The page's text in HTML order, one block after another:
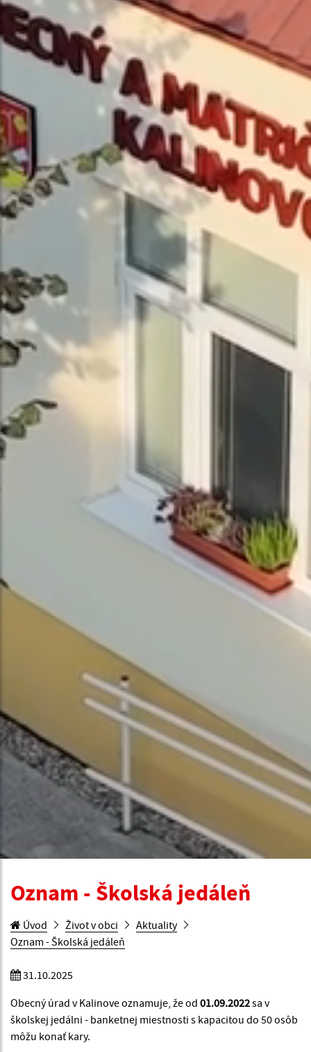
Oznam - Školská jedáleň
Úvod Život v obci
Aktuality
Oznam - Školská jedáleň
31.10.2025
Obecný úrad v Kalinove oznamuje, že od 01.09.2022sa v
školskej jedálni - banketnej miestnosti s kapacitou do 50 osôb
môžu konať kary.